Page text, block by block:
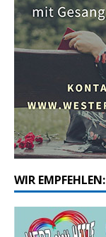
WIR EMPFEHLEN: